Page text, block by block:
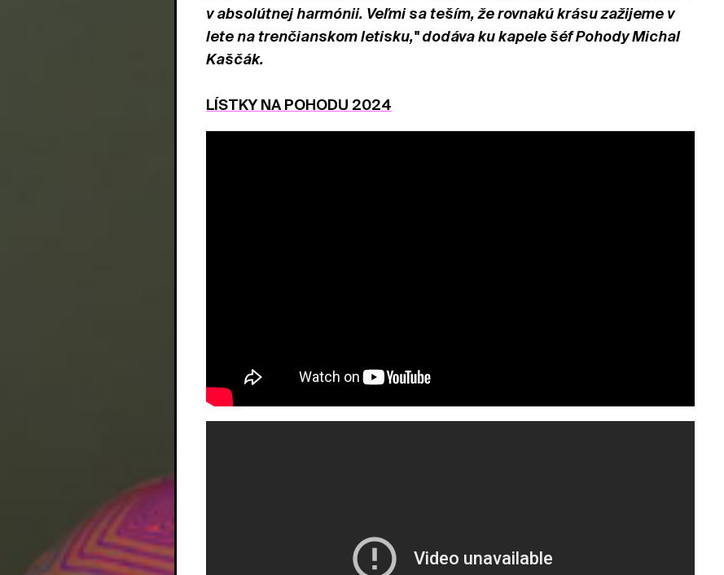
v absolútnej harmónii. Veľmi sa teším, že rovnakú krásu zažijeme v
lete na trenčianskom letisku," dodáva ku kapele šéf Pohody Michal
Kaščák.
LÍSTKY NA POHODU 2024